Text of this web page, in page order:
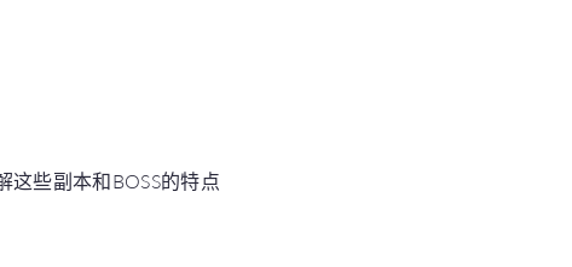
这些副本和BOSS的特点